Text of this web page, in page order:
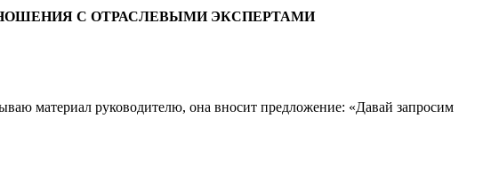
С ОТРАСЛЕВЫМИ ЭКСПЕРТАМИ
материал руководителю, она вносит предложение: «Давай запросим